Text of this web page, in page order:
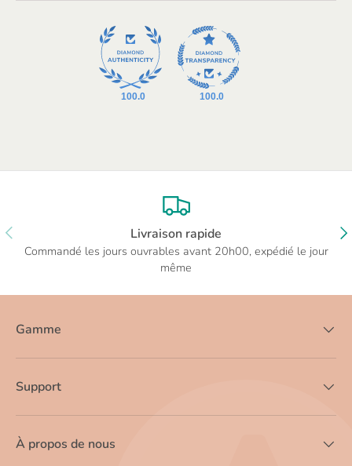
100.0 100.0
PRÉCÉDENT Livraison rapide
Commandé les jours ouvrables avant 20h00, expédié le jour
même
Gamme
Support
À propos de nous